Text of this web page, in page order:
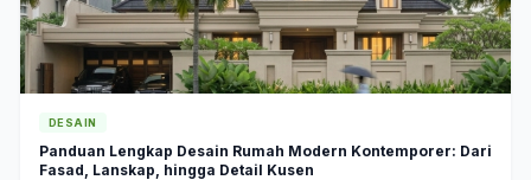
DESAIN
Panduan Lengkap Desain Rumah Modern Kontemporer: Dari
Fasad, Lanskap, hingga Detail Kusen